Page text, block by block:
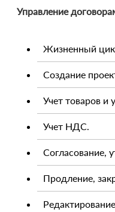
Управление
Жизненный
Создание
Учет товаров и
Учет НДС.
Согласование,
Продление,